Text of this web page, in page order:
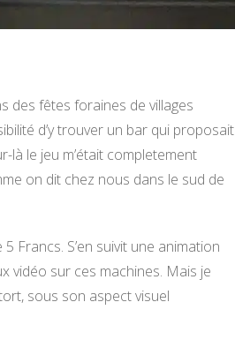
des fêtes foraines de villages
d’y trouver un bar qui proposait
là le jeu m’était completement
on dit chez nous dans le sud de
Francs. S’en suivit une animation
vidéo sur ces machines. Mais je
sous son aspect visuel